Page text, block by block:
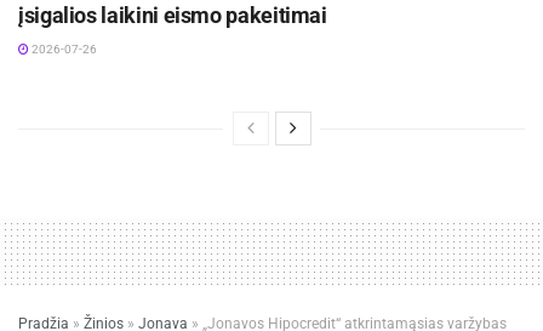
įsigalios laikini eismo pakeitimai
2026-07-26
Pradžia » Žinios » Jonava » „Jonavos Hipocredit“ atkrintamąsias varžybas